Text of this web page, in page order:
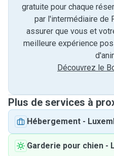
gratuite pour chaque
par l'intermédiaire de
assurer que vous et
meilleure expérience
Découvrez le
Plus de services à
Hébergement -
Garderie pour chien -